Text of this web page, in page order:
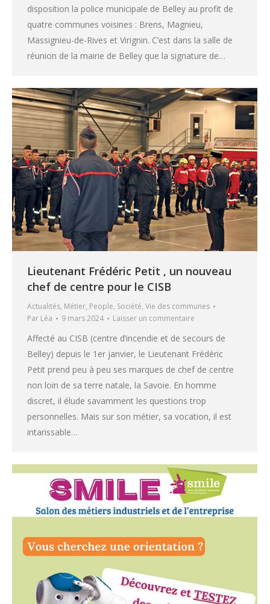
disposition la police municipale de Belley au profit de
quatre communes voisines : Brens, Magnieu,
Massignieu-de-Rives et Virignin. C’est dans la salle de
réunion de la mairie de Belley que la signature de…
Lieutenant Frédéric Petit , un nouveau
chef de centre pour le CISB
Actualités, Métier, People, Société, Vie des communes
Par Léa 9 mars 2024 Laisser un commentaire
Affecté au CISB (centre d’incendie et de secours de
Belley) depuis le 1er janvier, le Lieutenant Frédéric
Petit prend peu à peu ses marques de chef de centre
non loin de sa terre natale, la Savoie. En homme
discret, il élude savamment les questions trop
personnelles. Mais sur son métier, sa vocation, il est
intarissable…